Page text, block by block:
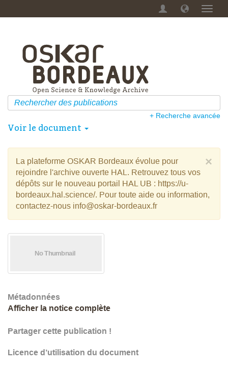
Menu
+ Recherche avancée
Voir le document
×
La plateforme OSKAR Bordeaux évolue pour
rejoindre l'archive ouverte HAL. Retrouvez tous vos
dépôts sur le nouveau portail HAL UB : https://u-
bordeaux.hal.science/. Pour toute aide ou information,
contactez-nous info@oskar-bordeaux.fr
Métadonnées
Afficher la notice complète
Partager cette publication !
Licence d’utilisation du document